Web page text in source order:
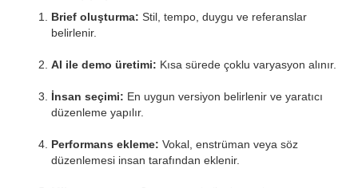
Brief oluşturma: Stil, tempo, duygu ve referanslar
belirlenir.
AI ile demo üretimi: Kısa sürede çoklu varyasyon alınır.
İnsan seçimi: En uygun versiyon belirlenir ve yaratıcı
düzenleme yapılır.
Performans ekleme: Vokal, enstrüman veya söz
düzenlemesi insan tarafından eklenir.